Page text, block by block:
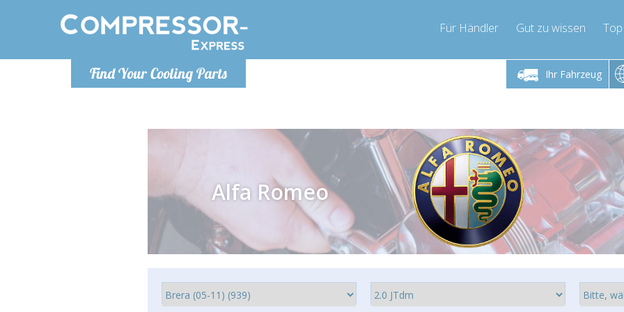
Find Your Cooling Parts
Für Händler Gut zu wissen
Ihr Fahrzeug
Montag bis Freitag 9-17 Uhr Montag bis Freitag 9-17 Uhr
info@compressor-express.de
Montag bis
Alfa Romeo